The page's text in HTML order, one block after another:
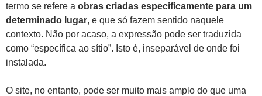
termo se refere a obras criadas especificamente para um
determinado lugar, e que só fazem sentido naquele
contexto. Não por acaso, a expressão pode ser traduzida
como “específica ao sítio”. Isto é, inseparável de onde foi
instalada.
O site, no entanto, pode ser muito mais amplo do que uma